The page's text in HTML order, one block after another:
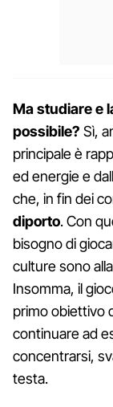
Ma studiare e
possibile? Sì,
principale è
ed energie e
che, in fin dei
diporto. Con
bisogno di
culture sono
Insomma, il
primo obiettivo
continuare ad
concentrarsi,
testa.